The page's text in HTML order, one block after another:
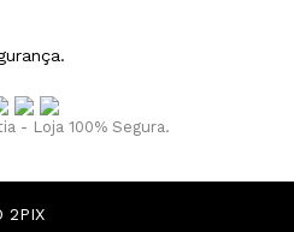
- Loja 100% Segura.
2PIX